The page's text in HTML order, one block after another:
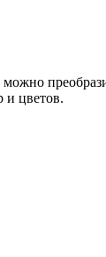
и цветов.